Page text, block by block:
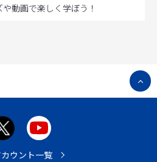
動画で楽しく学ぼう！
ペ
ー
ウント一覧